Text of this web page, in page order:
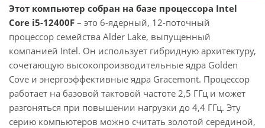
Этот компьютер собран на базе процессора Intel
Core i5-12400F – это 6-ядерный, 12-поточный
процессор семейства Alder Lake, выпущенный
компанией Intel. Он использует гибридную архитектуру,
сочетающую высокопроизводительные ядра Golden
Cove и энергоэффективные ядра Gracemont. Процессор
работает на базовой тактовой частоте 2,5 ГГц и может
разгоняться при повышении нагрузки до 4,4 ГГц. Эту
серию компьютеров можно считать золотой серединой,